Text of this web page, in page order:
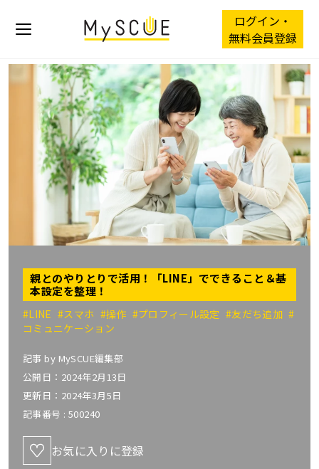
ログイン・
無料会員登録
親とのやりとりで活用！「LINE」でできること＆基
本設定を整理！
#LINE #スマホ #操作 #プロフィール設定#友だち追加#
コミュニケーション
記事 by MySCUE編集部
公開日：2024年2月13日
更新日：2024年3月5日
記事番号 : 500240
お気に入りに登録